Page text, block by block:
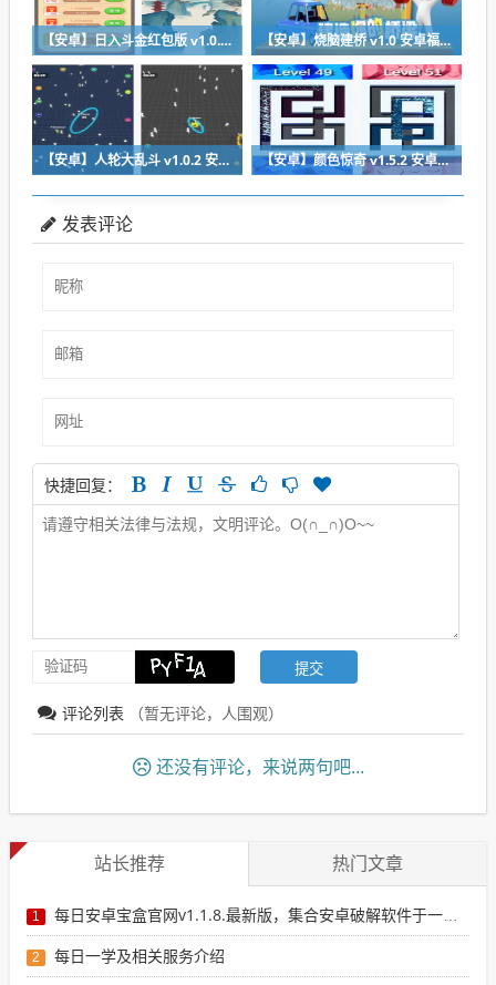
【安卓】日入斗金红包版 v1.0.0 安卓免费下载 【安卓】烧脑建桥 v1.0 安卓福利版下载
【安卓】人轮大乱斗 v1.0.2 安卓福利版免费下载 【安卓】颜色惊奇 v1.5.2 安卓福利版下载
发表评论
快捷回复：
评论列表 （暂无评论， 人围观）
还没有评论，来说两句吧...
站长推荐 热门文章
1 每日安卓宝盒官网v1.1.8.最新版，集合安卓破解软件于一体，新增全网搜索引擎
2 每日一学及相关服务介绍